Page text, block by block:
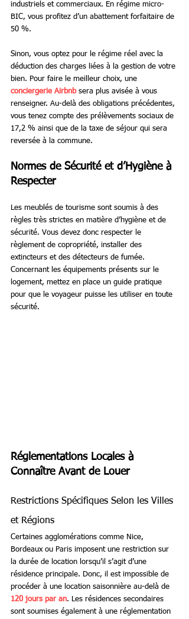
industriels et commerciaux. En régime micro-
BIC, vous profitez d’un abattement forfaitaire de
50 %.
Sinon, vous optez pour le régime réel avec la
déduction des charges liées à la gestion de votre
bien. Pour faire le meilleur choix, une
conciergerie Airbnb sera plus avisée à vous
renseigner. Au-delà des obligations précédentes,
vous tenez compte des prélèvements sociaux de
17,2 % ainsi que de la taxe de séjour qui sera
reversée à la commune.
Normes de Sécurité et d’Hygiène à
Respecter
Les meublés de tourisme sont soumis à des
règles très strictes en matière d’hygiène et de
sécurité. Vous devez donc respecter le
règlement de copropriété, installer des
extincteurs et des détecteurs de fumée.
Concernant les équipements présents sur le
logement, mettez en place un guide pratique
pour que le voyageur puisse les utiliser en toute
sécurité.
Réglementations Locales à
Connaître Avant de Louer
Restrictions Spécifiques Selon les Villes
et Régions
Certaines agglomérations comme Nice,
Bordeaux ou Paris imposent une restriction sur
la durée de location lorsqu’il s’agit d’une
résidence principale. Donc, il est impossible de
procéder à une location saisonnière au-delà de
120 jours par an. Les résidences secondaires
sont soumises également à une réglementation